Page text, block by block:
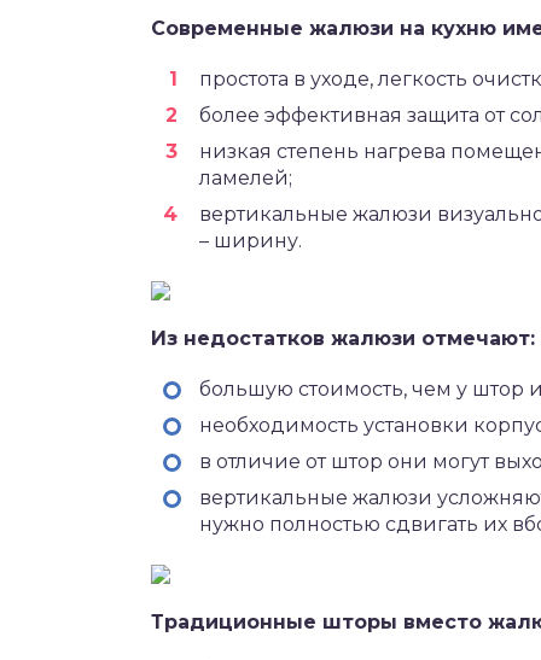
Современные жалюзи на кухню
простота в уходе, легкость
более эффективная защита от
низкая степень нагрева
ламелей;
вертикальные жалюзи
– ширину.
Из недостатков жалюзи отмечают:
большую стоимость, чем у штор
необходимость установки
в отличие от штор они могут
вертикальные жалюзи
нужно полностью сдвигать их
Традиционные шторы вместо